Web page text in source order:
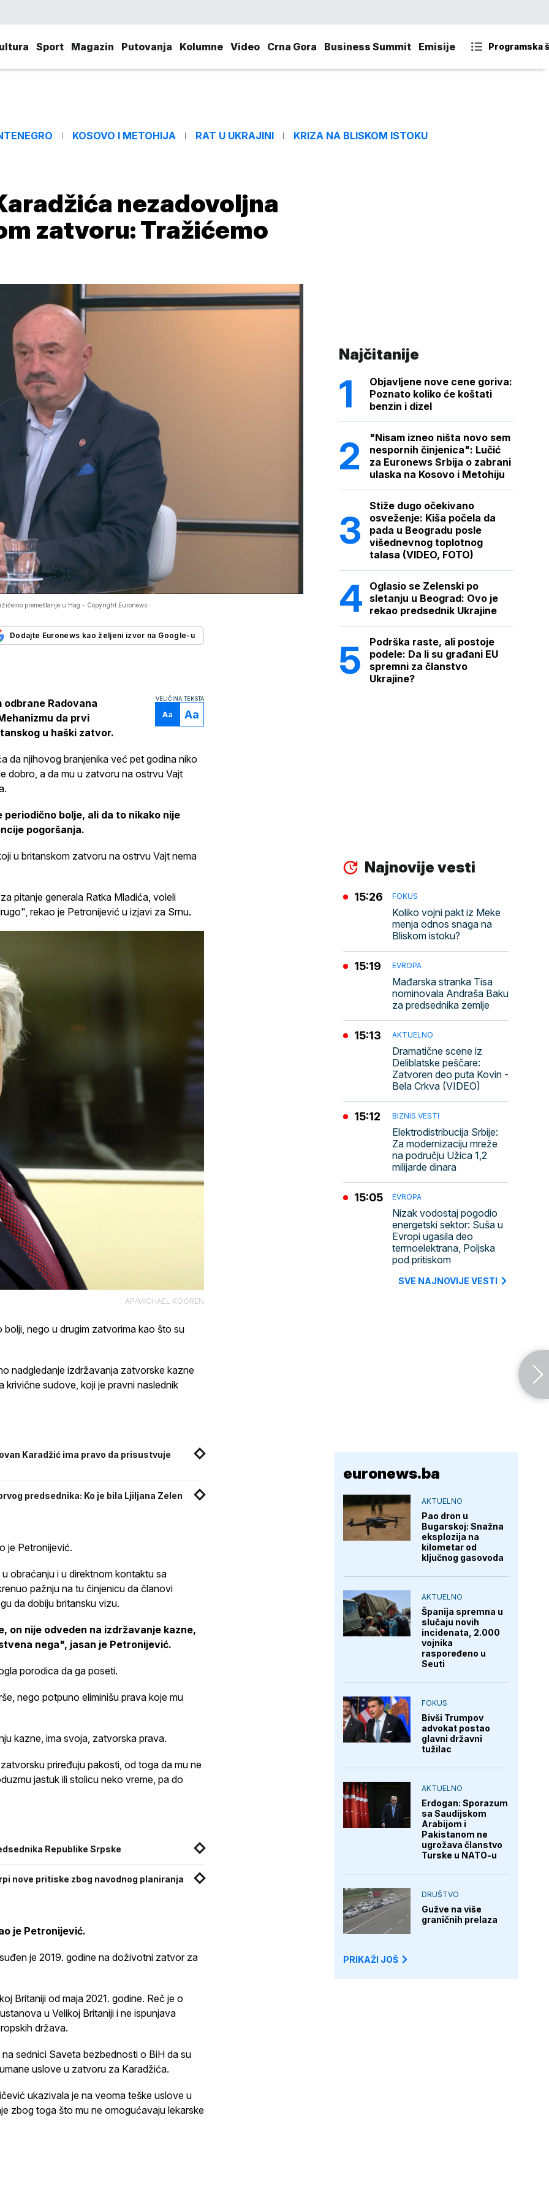
Sport Magazin Putovanja Kolumne Video Crna Gora Business Summit Emisije Programska
KOSOVO I METOHIJA RAT U UKRAJINI KRIZA NA BLISKOM ISTOKU
nezadovoljna
zatvoru: Tražićemo
premeštanje u Hag - Copyright Euronews
Dodajte Euronews kao željeni izvor na Google-u
VELIČINA TEKSTA
Aa Aa
Radovana
da prvi
u haški zatvor.
da njihovog branjenika već pet godina niko
dobro, a da mu u zatvoru na ostrvu Vajt
periodično bolje, ali da to nikako nije
pogoršanja.
u britanskom zatvoru na ostrvu Vajt nema
pitanje generala Ratka Mladića, voleli
rekao je Petronijević u izjavi za Srnu.
AP/MICHAEL KOOREN
bolji, nego u drugim zatvorima kao što su
nadgledanje izdržavanja zatvorske kazne
krivične sudove, koji je pravni naslednik
Karadžić ima pravo da prisustvuje
predsednika: Ko je bila Ljiljana Zelen
je Petronijević.
u obraćanju i u direktnom kontaktu sa
pažnju na tu činjenicu da članovi
da dobiju britansku vizu.
on nije odveden na izdržavanje kazne,
nega", jasan je Petronijević.
porodica da ga poseti.
nego potpuno eliminišu prava koje mu
kazne, ima svoja, zatvorska prava.
priređuju pakosti, od toga da mu ne
jastuk ili stolicu neko vreme, pa do
Republike Srpske
nove pritiske zbog navodnog planiranja
je Petronijević.
je 2019. godine na doživotni zatvor za
Britaniji od maja 2021. godine. Reč je o
u Velikoj Britaniji i ne ispunjava
država.
na sednici Saveta bezbednosti o BiH da su
uslove u zatvoru za Karadžića.
ukazivala je na veoma teške uslove u
zbog toga što mu ne omogućavaju lekarske
Najčitanije
Objavljene nove cene goriva:
Poznato koliko će koštati
benzin i dizel
"Nisam izneo ništa novo sem
nespornih činjenica": Lučić
za Euronews Srbija o zabrani
ulaska na Kosovo i Metohiju
Stiže dugo očekivano
osveženje: Kiša počela da
pada u Beogradu posle
višednevnog toplotnog
talasa (VIDEO, FOTO)
Oglasio se Zelenski po
sletanju u Beograd: Ovo je
rekao predsednik Ukrajine
Podrška raste, ali postoje
podele: Da li su građani EU
spremni za članstvo
Ukrajine?
Najnovije vesti
FOKUS
Koliko vojni pakt iz Meke
menja odnos snaga na
Bliskom istoku?
15:26
EVROPA
Mađarska stranka Tisa
nominovala Andraša Baku
za predsednika zemlje
15:19
AKTUELNO
Dramatične scene iz
Deliblatske peščare:
Zatvoren deo puta Kovin -
Bela Crkva (VIDEO)
15:13
BIZNIS VESTI
Elektrodistribucija Srbije:
Za modernizaciju mreže
na području Užica 1,2
milijarde dinara
15:12
EVROPA
Nizak vodostaj pogodio
energetski sektor: Suša u
Evropi ugasila deo
termoelektrana, Poljska
pod pritiskom
15:05
SVE NAJNOVIJE VESTI
euronews.ba
AKTUELNO
Pao dron u
Bugarskoj: Snažna
eksplozija na
kilometar od
ključnog gasovoda
AKTUELNO
Španija spremna u
slučaju novih
incidenata, 2.000
vojnika
raspoređeno u
Seuti
FOKUS
Bivši Trumpov
advokat postao
glavni državni
tužilac
AKTUELNO
Erdogan: Sporazum
sa Saudijskom
Arabijom i
Pakistanom ne
ugrožava članstvo
Turske u NATO-u
DRUŠTVO
Gužve na više
graničnih prelaza
PRIKAŽI JOŠ